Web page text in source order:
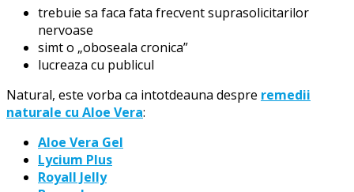
trebuie sa faca fata frecvent suprasolicitarilor
nervoase
simt o „oboseala cronica”
lucreaza cu publicul
Natural, este vorba ca intotdeauna despre remedii
naturale cu Aloe Vera:
Aloe Vera Gel
Lycium Plus
Royall Jelly